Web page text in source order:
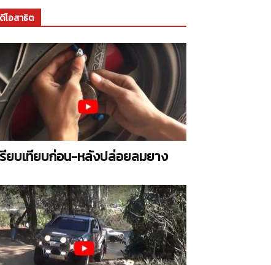
โอสาธิต
ยบเทียบก่อน-หลังปล่อยลมยาง